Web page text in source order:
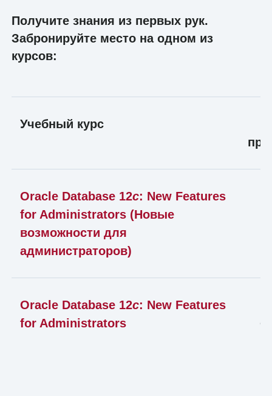
Получите знания из первых рук.
Забронируйте место на одном из
курсов:
Учебный курс
Oracle Database 12c: New Features
for Administrators (Новые
возможности для
администраторов)
Oracle Database 12c: New Features
for Administrators